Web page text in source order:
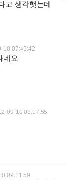
고 생각햇는데
10 07:45:42
네요
09-10 08:17:55
09:11:59